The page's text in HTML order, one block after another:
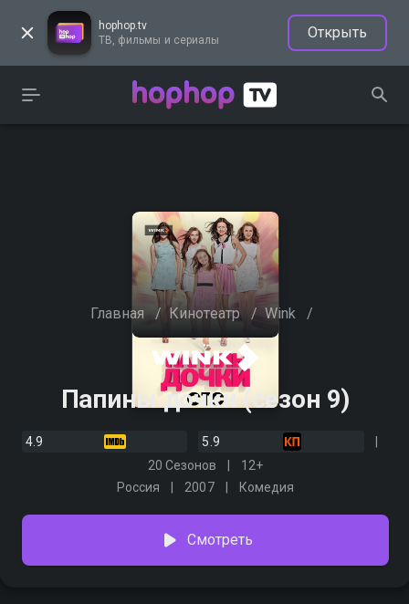
hophop.tv
ТВ, фильмы и сериалы
Открыть
Главная / Кинотеатр / Wink /
Папины дочки (сезон 9)
4.9
5.9
20 Сезонов
12+
Россия
2007 Комедия
Смотреть